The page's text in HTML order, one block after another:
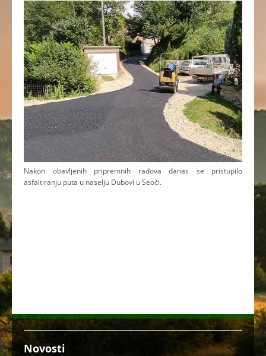
Nakon obavljenih pripremnih radova danas se pristupilo
asfaltiranju puta u naselju Dubovi u Seoči.
Novosti